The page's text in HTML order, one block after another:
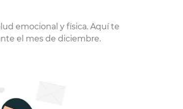
emocional y física. Aquí te
el mes de diciembre.